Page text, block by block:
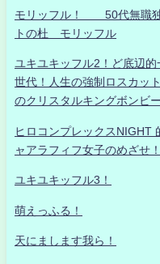
モリッフル！ 50代無職独
トの杜 モリッフル
ユキユキッフル2！ど底辺
世代！人生の強制ロスカッ
のクリスタルキングボンビ
ヒロコンプレックスNIGHT
ャアラフィフ女子のめざせ
ユキユキッフル3！
萌えっふる！
天にまします我ら！